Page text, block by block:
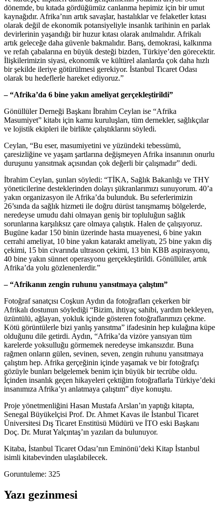
dönemde, bu kıtada gördüğümüz canlanma hepimiz için bir umut
kaynağıdır. Afrika’nın artık savaşlar, hastalıklar ve felaketler kıtası
olarak değil de ekonomik potansiyeliyle insanlık tarihinin en parlak
devirlerinin yaşandığı bir huzur kıtası olarak anılmalıdır. Afrikalı
artık geleceğe daha güvenle bakmalıdır. Barış, demokrasi, kalkınma
ve refah çabalarına en büyük desteği bizden, Türkiye’den görecektir.
İlişkilerimizin siyasi, ekonomik ve kültürel alanlarda çok daha hızlı
bir şekilde ileriye götürülmesi gerekiyor. İstanbul Ticaret Odası
olarak bu hedeflerle hareket ediyoruz.”
– “Afrika’da 6 bine yakın ameliyat gerçekleştirildi”
Gönüllüler Derneği Başkanı İbrahim Ceylan ise “Afrika
Masumiyet” kitabı için kamu kuruluşları, tüm dernekler, sağlıkçılar
ve lojistik ekipleri ile birlikte çalıştıklarını söyledi.
Ceylan, “Bu eser, masumiyetini ve yüzündeki tebessümü,
çaresizliğine ve yaşam şartlarına değişmeyen Afrika insanının onurlu
duruşunu yansıtmak açısından çok değerli bir çalışmadır” dedi.
İbrahim Ceylan, şunları söyledi: “TİKA, Sağlık Bakanlığı ve THY
yöneticilerine desteklerinden dolayı şükranlarımızı sunuyorum. 40’a
yakın organizasyon ile Afrika’da bulunduk. Bu seferlerimizin
26’sında da sağlık hizmeti ile doğru dürüst tanışmamış bölgelerde,
neredeyse umudu dahi olmayan geniş bir topluluğun sağlık
sorunlarına karşılıksız çare olmaya çalıştık. Halen de çalışıyoruz.
Bugüne kadar 150 binin üzerinde hasta muayenesi, 6 bine yakın
cerrahi ameliyat, 10 bine yakın katarakt ameliyatı, 25 bine yakın diş
çekimi, 15 bin civarında ultrason çekimi, 13 bin KBB aspirasyonu,
40 bine yakın sünnet operasyonu gerçekleştirildi. Gönüllüler, artık
Afrika’da yolu gözlenenlerdir.”
– “Afrikanın zengin ruhunu yansıtmaya çalıştım”
Fotoğraf sanatçısı Coşkun Aydın da fotoğrafları çekerken bir
Afrikalı dostunun söylediği “Bizim, ihtiyaç sahibi, yardım bekleyen,
üzüntülü, ağlayan, yokluk içinde gösteren fotoğraflarımızı çekme.
Kötü görüntülerle bizi yanlış yansıtma” ifadesinin hep kulağına küpe
olduğunu dile getirdi. Aydın, “Afrika’da vizöre yansıyan tüm
karelerde yoksulluğu görmemek neredeyse imkansızdır. Buna
rağmen onların gülen, sevinen, seven, zengin ruhunu yansıtmaya
çalıştım hep. Afrika gerçeğinin içinde yaşamak ve bir fotoğrafçı
gözüyle bunları belgelemek benim için büyük bir tecrübe oldu.
İçinden insanlık geçen hikayeleri çektiğim fotoğraflarla Türkiye’deki
insanımıza Afrika’yı anlatmaya çalıştım” diye konuştu.
Proje yönetmenliğini Hasan Mustafa Arslan’ın yaptığı kitapta,
Senegal Büyükelçisi Prof. Dr. Ahmet Kavas ile İstanbul Ticaret
Üniversitesi Dış Ticaret Enstitüsü Müdürü ve İTO eski Başkanı
Doç. Dr. Murat Yalçıntaş’ın yazıları da bulunuyor.
Kitaba, İstanbul Ticaret Odası’nın Eminönü’deki Kitap İstanbul
isimli kitabevinden ulaşılabilecek.
Goruntuleme: 325
Yazı gezinmesi